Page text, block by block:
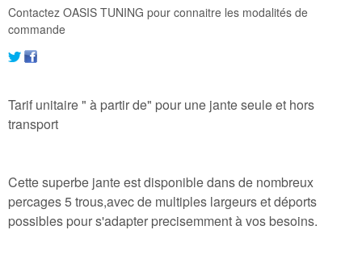
Contactez OASIS TUNING pour connaitre les modalités de
commande
Tarif unitaire " à partir de" pour une jante seule et hors
transport
Cette superbe jante est disponible dans de nombreux
percages 5 trous,avec de multiples largeurs et déports
possibles pour s'adapter precisemment à vos besoins.